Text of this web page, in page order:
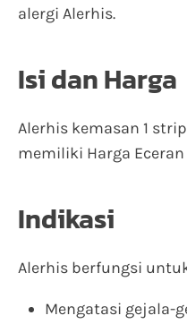
alergi Alerhis.
Isi dan Harga
Alerhis kemasan 1
memiliki Harga Eceran
Indikasi
Alerhis berfungsi
Mengatasi gejala-